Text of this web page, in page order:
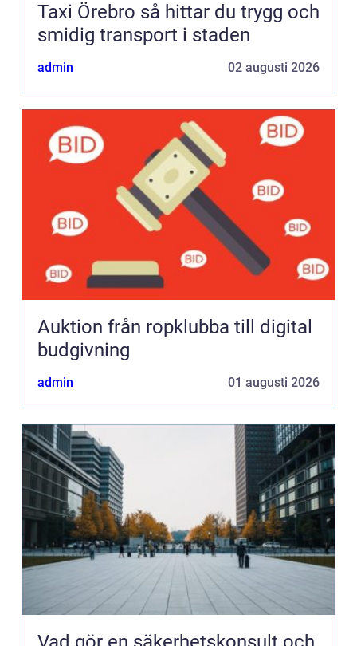
Taxi Örebro så hittar du trygg och
smidig transport i staden
admin 02 augusti 2026
Auktion från ropklubba till digital
budgivning
admin 01 augusti 2026